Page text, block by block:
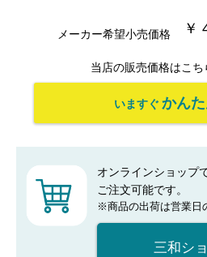
メーカー希望小売価格 ￥
当店の販売価格はこち
いますぐ かん
オンラインショップ
ご注文可能です。
※商品の出荷は営業日
三和シ